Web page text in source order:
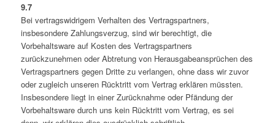
9.7
Bei vertragswidrigem Verhalten des Vertragspartners,
insbesondere Zahlungsverzug, sind wir berechtigt, die
Vorbehaltsware auf Kosten des Vertragspartners
zurückzunehmen oder Abtretung von Herausgabeansprüchen des
Vertragspartners gegen Dritte zu verlangen, ohne dass wir zuvor
oder zugleich unseren Rücktritt vom Vertrag erklären müssten.
Insbesondere liegt in einer Zurücknahme oder Pfändung der
Vorbehaltsware durch uns kein Rücktritt vom Vertrag, es sei